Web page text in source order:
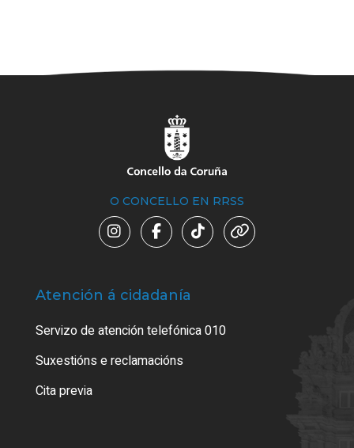
O CONCELLO EN RRSS
Atención á cidadanía
Servizo de atención telefónica 010
Suxestións e reclamacións
Cita previa